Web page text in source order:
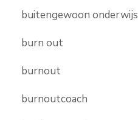
buitengewoon onderwijs
burn out
burnout
burnoutcoach